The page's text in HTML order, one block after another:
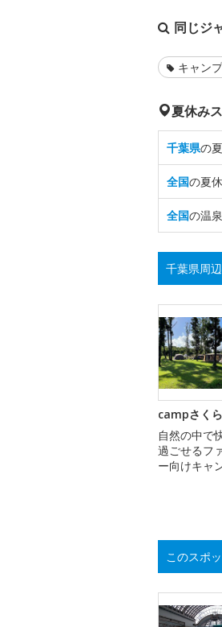
同じジ
キャン
夏休み
千葉県の
全国の夏
全国の温
千葉県周
campさく
自然の中で
過ごせるフ
ー向けキャ
このスポ